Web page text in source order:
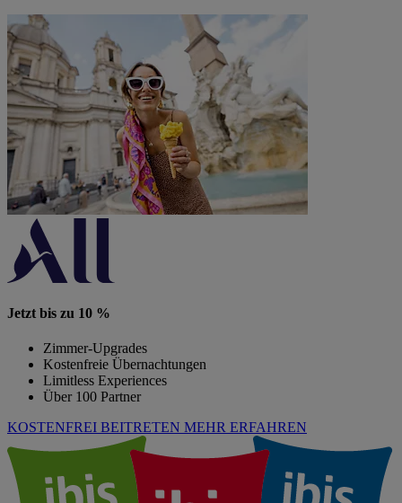
Jetzt bis zu 10 %
Zimmer-Upgrades
Kostenfreie Übernachtungen
Limitless Experiences
Über 100 Partner
KOSTENFREI BEITRETEN MEHR ERFAHREN